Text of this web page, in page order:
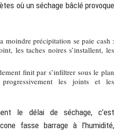
où un séchage bâclé provoque
moindre précipitation se paie cash :
les taches noires s’installent, les
finit par s’infiltrer sous le plan
les joints et les
le délai de séchage, c’est
fasse barrage à l’humidité,